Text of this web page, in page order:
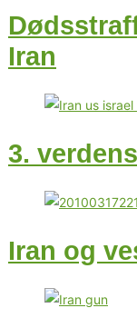
Iran
3.
Iran og